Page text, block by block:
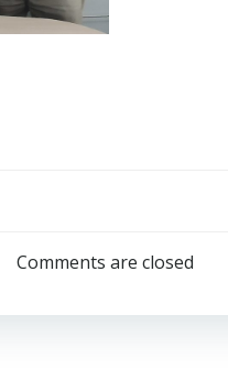
Comments are closed